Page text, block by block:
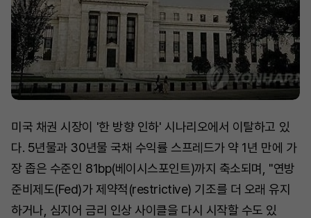
미국 채권 시장이 '한 방향 인하' 시나리오에서 이탈하고 있
다. 5년물과 30년물 국채 수익률 스프레드가 약 1년 만에 가
장 좁은 수준인 81bp(베이시스포인트)까지 축소되며, "연방
준비제도(Fed)가 제약적(restrictive) 기조를 더 오래 유지
하거나, 심지어 금리 인상 사이클을 다시 시작할 수도 있